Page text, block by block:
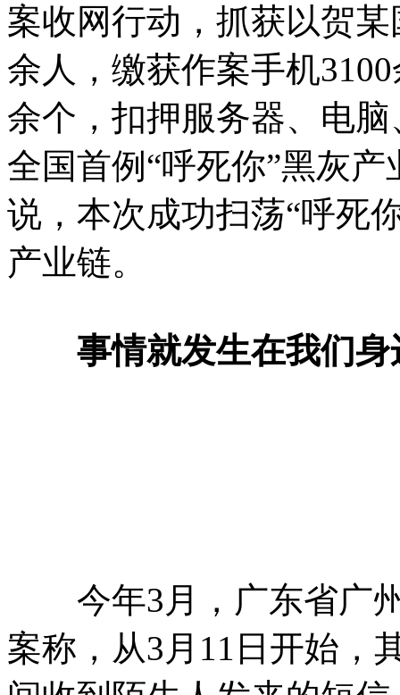
案收网行动，抓获以贺
余人，缴获作案手机
余个，扣押服务器、电
全国首例“呼死你”黑灰
说，本次成功扫荡“呼死
产业链。
事情就发生在我们身
今年3月，广东省广州
案称，从3月11日开始，